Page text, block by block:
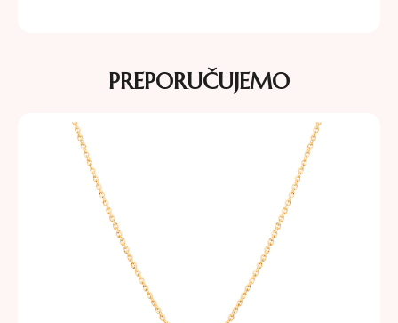
PREPORUČUJEMO